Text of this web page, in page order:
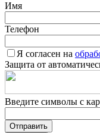
Имя
Телефон
Я согласен на
Защита от
Введите символы с